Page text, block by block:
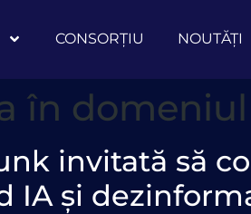
CONSORȚIU NOUTĂȚI
în
invitată să
IA și